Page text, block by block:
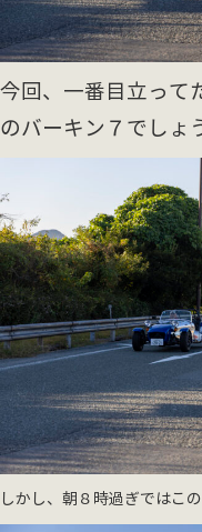
今回、一番目立って
のバーキン７でしょ
しかし、朝８時過ぎではこ